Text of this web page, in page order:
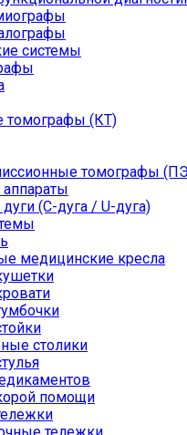
системы
томографы (КТ)
томографы
(С-дуга / U-дуга)
медицинские кресла
столики
помощи